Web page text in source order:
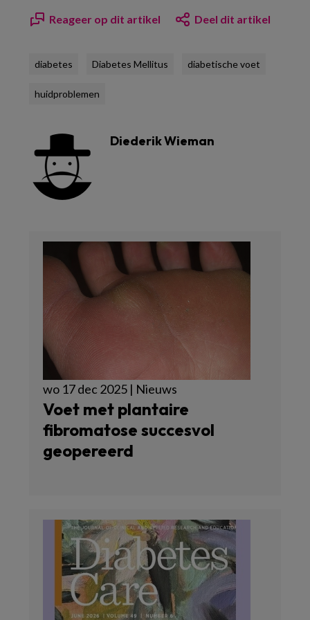
Reageer op dit artikel Deel dit artikel
diabetes Diabetes Mellitus diabetische voet
huidproblemen
Diederik Wieman
wo 17 dec 2025 | Nieuws
Voet met plantaire
fibromatose succesvol
geopereerd